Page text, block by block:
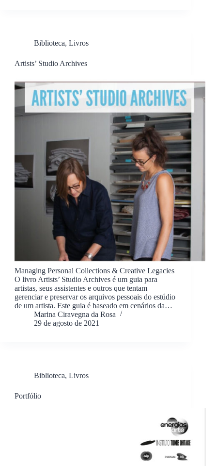
Biblioteca, Livros
Artists’ Studio Archives
Managing Personal Collections & Creative Legacies
O livro Artists’ Studio Archives é um guia para
artistas, seus assistentes e outros que tentam
gerenciar e preservar os arquivos pessoais do estúdio
de um artista. Este guia é baseado em cenários da…
Marina Ciravegna da Rosa
29 de agosto de 2021
Biblioteca, Livros
Portfólio